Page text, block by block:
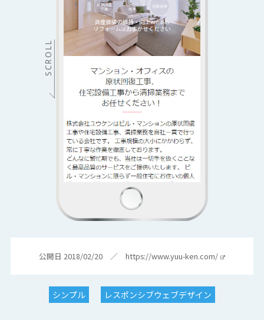
公開日 2018/02/20 ／https://www.yuu-ken.com/
シンプル レスポンシブウェブデザイン